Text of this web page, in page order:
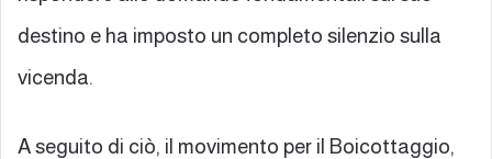
destino e ha imposto un completo silenzio sulla
vicenda.
A seguito di ciò, il movimento per il Boicottaggio,